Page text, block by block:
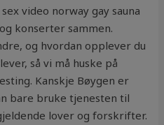
video norway gay sauna
konserter sammen.
og hvordan opplever du
så vi må huske på
Kanskje Bøygen er
bare bruke tjenesten til
lover og forskrifter.